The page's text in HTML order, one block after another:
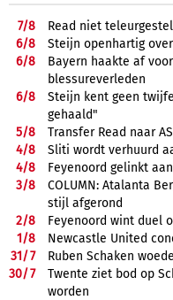
7/8
Read niet
6/8
Steijn openhartig
6/8
Bayern haakte af
blessureverleden
6/8
Steijn kent geen
gehaald"
5/8
Transfer Read naar
4/8
Sliti wordt verhuurd
4/8
Feyenoord gelinkt
3/8
COLUMN: Atalanta
stijl afgerond
2/8
Feyenoord wint duel
1/8
Newcastle United
31/7
Ruben Schaken
30/7
Twente ziet bod op
worden